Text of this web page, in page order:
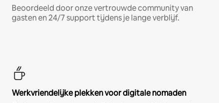
Beoordeeld door onze vertrouwde community van
gasten en 24/7 support tijdens je lange verblijf.
Werkvriendelijke plekken voor digitale nomaden